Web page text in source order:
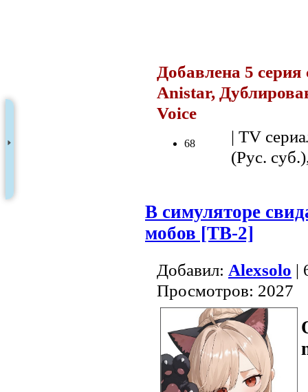
Добавлена 5 серия
Anistar,
Voice
68
| TV
(Рус.
В симуляторе
мобов [ТВ-2]
Добавил: Alexsolo |
Просмотров: 2027